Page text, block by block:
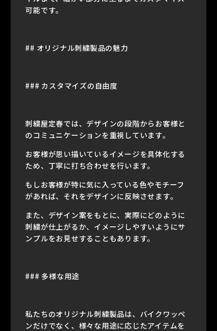
可能です。
## オリジナル刺繍製品の魅力
### カスタマイズの自由度
刺繍屋定春では、デザインの段階からお客様と
のコミュニケーションを重視しています。
お客様が思い描いているイメージを具体化する
ため、丁寧に打ち合わせを行います。
もしお客様が特に気に入っている色やモチーフ
があれば、それをデザインに反映させます。
また、デザイン案をもとに、実際にどのように
刺繍が仕上がるか、イメージしやすいようにサ
ンプルをお見せすることもあります。
### 多様な用途
私たちのオリジナル刺繍製品は、バイクワッペ
ンだけでなく、様々な用途に応じたアイテムを